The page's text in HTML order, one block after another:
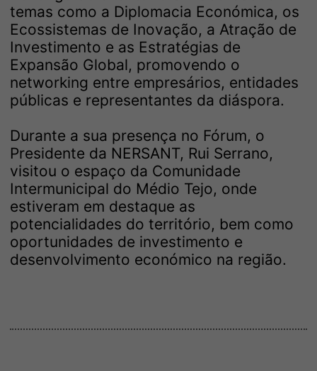
temas como a Diplomacia Económica, os
Ecossistemas de Inovação, a Atração de
Investimento e as Estratégias de
Expansão Global, promovendo o
networking entre empresários, entidades
públicas e representantes da diáspora.
Durante a sua presença no Fórum, o
Presidente da NERSANT, Rui Serrano,
visitou o espaço da Comunidade
Intermunicipal do Médio Tejo, onde
estiveram em destaque as
potencialidades do território, bem como
oportunidades de investimento e
desenvolvimento económico na região.